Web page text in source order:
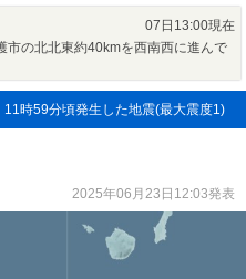
07日13:00現在
市の北北東約40kmを西南西に進んで
11時59分頃発生した地震(最大震度1)
2025年06月23日12:03発表